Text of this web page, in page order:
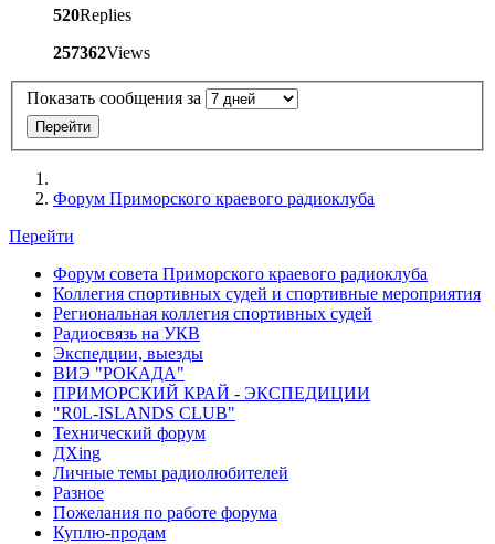
520Replies
257362Views
Показать сообщения за
Форум Приморского краевого радиоклуба
Перейти
Форум совета Приморского краевого радиоклуба
Коллегия спортивных судей и спортивные мероприятия
Региональная коллегия спортивных судей
Радиосвязь на УКВ
Экспедции, выезды
ВИЭ "РОКАДА"
ПРИМОРСКИЙ КРАЙ - ЭКСПЕДИЦИИ
"R0L-ISLANDS CLUB"
Технический форум
ДХing
Личные темы радиолюбителей
Разное
Пожелания по работе форума
Куплю-продам